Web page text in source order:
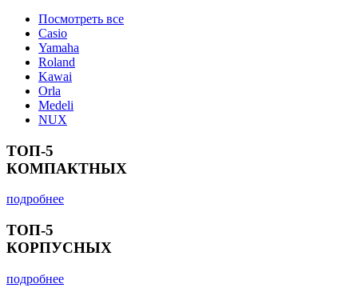
Посмотреть все
Casio
Yamaha
Roland
Kawai
Orla
Medeli
NUX
ТОП-5
КОМПАКТНЫХ
подробнее
ТОП-5
КОРПУСНЫХ
подробнее